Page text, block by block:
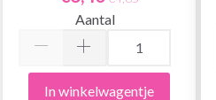
Aantal
In winkelwagentje